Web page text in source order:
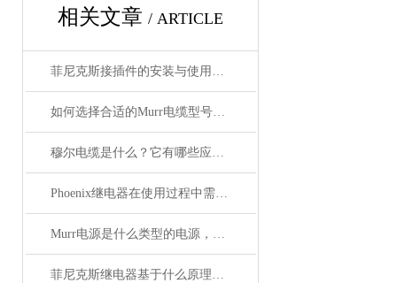
相关文章 / ARTICLE
菲尼克斯接插件的安装与使用技巧
如何选择合适的Murr电缆型号和规格？
穆尔电缆是什么？它有哪些应用领域？
Phoenix继电器在使用过程中需要注意哪些事项？
Murr电源是什么类型的电源，主要用于哪些领域？
菲尼克斯继电器基于什么原理工作？